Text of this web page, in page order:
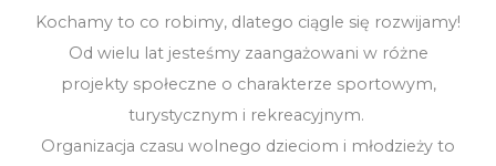
Kochamy to co robimy, dlatego ciągle się rozwijamy!
Od wielu lat jesteśmy zaangażowani w różne
projekty społeczne o charakterze sportowym,
turystycznym i rekreacyjnym.
Organizacja czasu wolnego dzieciom i młodzieży to